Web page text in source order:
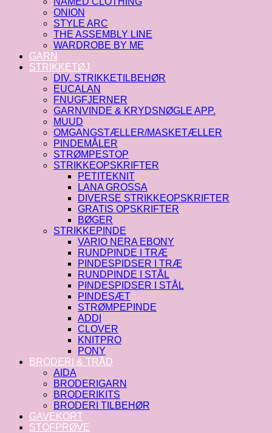
ONION
STYLE ARC
THE ASSEMBLY LINE
WARDROBE BY ME
GARN
STRIKKETØJ
DIV. STRIKKETILBEHØR
EUCALAN
FNUGFJERNER
GARNVINDE & KRYDSNØGLE APP.
MUUD
OMGANGSTÆLLER/MASKETÆLLER
PINDEMÅLER
STRØMPESTOP
STRIKKEOPSKRIFTER
PETITEKNIT
LANA GROSSA
DIVERSE STRIKKEOPSKRIFTER
GRATIS OPSKRIFTER
BØGER
STRIKKEPINDE
VARIO NERA EBONY
RUNDPINDE I TRÆ
PINDESPIDSER I TRÆ
RUNDPINDE I STÅL
PINDESPIDSER I STÅL
PINDESÆT
STRØMPEPINDE
ADDI
CLOVER
KNITPRO
PONY
BRODERI & TRÅD
AIDA
BRODERIGARN
BRODERIKITS
BRODERI TILBEHØR
GAVEKORT
STOFPRØVE